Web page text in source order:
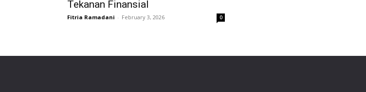
Tekanan Finansial
Fitria Ramadani - February 3, 2026 0